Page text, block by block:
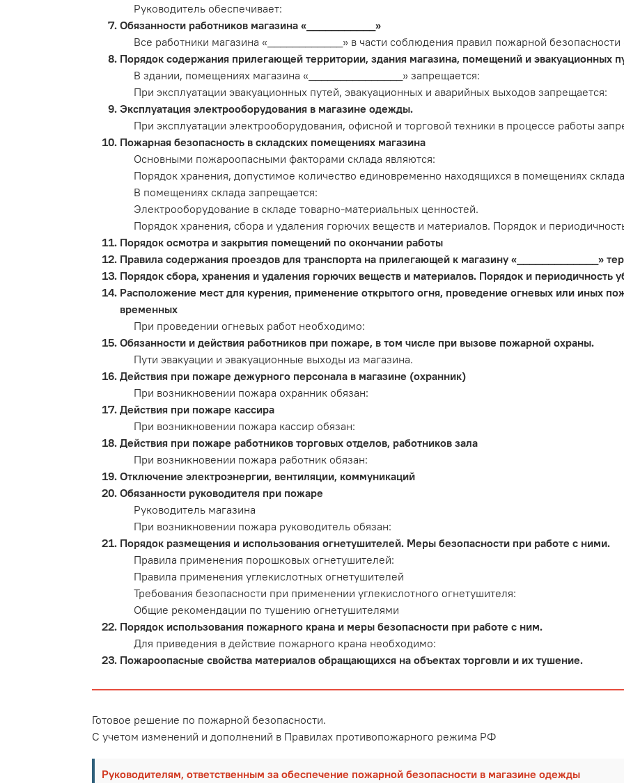
Руководитель обеспечивает:
Обязанности работников магазина «___________»
Все работники магазина «____________» в части соблюдения правил пожарной безопасности
Порядок содержания прилегающей территории, здания магазина, помещений и эвакуационных
В здании, помещениях магазина «_______________» запрещается:
При эксплуатации эвакуационных путей, эвакуационных и аварийных выходов запрещается:
Эксплуатация электрооборудования в магазине одежды.
При эксплуатации электрооборудования, офисной и торговой техники в процессе работы
Пожарная безопасность в складских помещениях магазина
Основными пожароопасными факторами склада являются:
Порядок хранения, допустимое количество единовременно находящихся в помещениях
В помещениях склада запрещается:
Электрооборудование в складе товарно-материальных ценностей.
Порядок хранения, сбора и удаления горючих веществ и материалов. Порядок и
Порядок осмотра и закрытия помещений по окончании работы
Правила содержания проездов для транспорта на прилегающей к магазину «_____________»
Порядок сбора, хранения и удаления горючих веществ и материалов. Порядок и периодичность
Расположение мест для курения, применение открытого огня, проведение огневых или иных
временных
При проведении огневых работ необходимо:
Обязанности и действия работников при пожаре, в том числе при вызове пожарной охраны.
Пути эвакуации и эвакуационные выходы из магазина.
Действия при пожаре дежурного персонала в магазине (охранник)
При возникновении пожара охранник обязан:
Действия при пожаре кассира
При возникновении пожара кассир обязан:
Действия при пожаре работников торговых отделов, работников зала
При возникновении пожара работник обязан:
Отключение электроэнергии, вентиляции, коммуникаций
Обязанности руководителя при пожаре
Руководитель магазина
При возникновении пожара руководитель обязан:
Порядок размещения и использования огнетушителей. Меры безопасности при работе с ними.
Правила применения порошковых огнетушителей:
Правила применения углекислотных огнетушителей
Требования безопасности при применении углекислотного огнетушителя:
Общие рекомендации по тушению огнетушителями
Порядок использования пожарного крана и меры безопасности при работе с ним.
Для приведения в действие пожарного крана необходимо:
Пожароопасные свойства материалов обращающихся на объектах торговли и их тушение.
Готовое решение по пожарной безопасности.
С учетом изменений и дополнений в Правилах противопожарного режима РФ
Руководителям, ответственным за обеспечение пожарной безопасности в магазине одежды